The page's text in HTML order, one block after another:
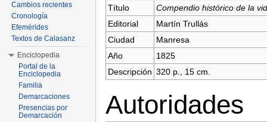
Título
Compendio histórico de la
Editorial
Martín Trullás
Ciudad
Manresa
Año
1825
Descripción 320 p., 15 cm.
Autoridades
Cambios recientes
Cronología
Efemérides
Textos de Calasanz
Enciclopedia
Portal de la
Enciclopedia
Familia
Demarcaciones
Presencias por
Demarcación